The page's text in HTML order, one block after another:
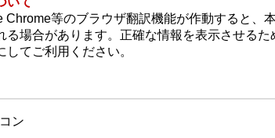
等のブラウザ翻訳機能が作動すると、
場合があります。正確な情報を表示させるた
てご利用ください。
ン